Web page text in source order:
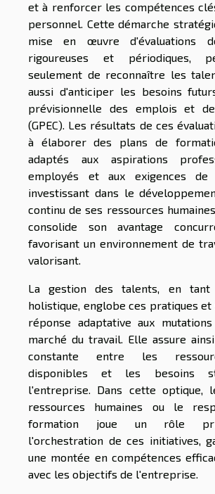
et à renforcer les compétences
personnel. Cette démarche
mise en œuvre d'évaluations
rigoureuses et périodiques,
seulement de reconnaître les
aussi d'anticiper les besoins
prévisionnelle des emplois et
(GPEC). Les résultats de ces
à élaborer des plans de
adaptés aux aspirations
employés et aux exigences
investissant dans le
continu de ses ressources
consolide son avantage
favorisant un environnement de
valorisant.
La gestion des talents, en tant
holistique, englobe ces pratiques et
réponse adaptative aux
marché du travail. Elle assure
constante entre les
disponibles et les besoins
l'entreprise. Dans cette optique,
ressources humaines ou le
formation joue un rôle
l'orchestration de ces initiatives,
une montée en compétences
avec les objectifs de l'entreprise.